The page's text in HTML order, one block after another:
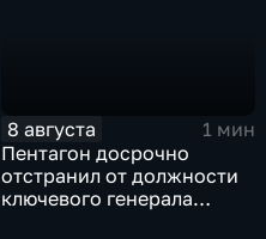
8 августа
1 мин
Пентагон досрочно
отстранил от должности
ключевого генерала